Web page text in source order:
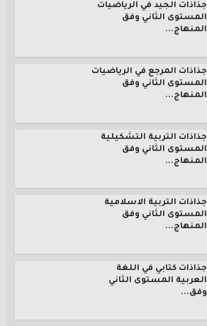
جذاذات الجيد في الرياضيات
المستوى الثاني وفق
المنهاج...
جذاذات المرجع في الرياضيات
المستوى الثاني وفق
المنهاج...
جذاذات التربية التشكيلية
المستوى الثاني وفق
المنهاج...
جذاذات التربية الاسلامية
المستوى الثاني وفق
المنهاج...
جذاذات كتابي في اللغة
العربية المستوى الثاني
وفق...